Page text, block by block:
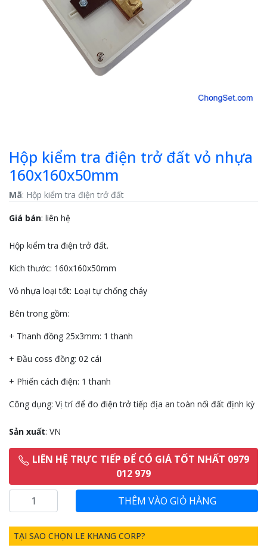
Hộp kiểm tra điện trở đất vỏ nhựa
160x160x50mm
Mã: Hộp kiểm tra điện trở đất
Giá bán: liên hệ
Hộp kiểm tra điện trở đất.
Kích thước: 160x160x50mm
Vỏ nhựa loại tốt: Loại tự chống cháy
Bên trong gồm:
+ Thanh đồng 25x3mm: 1 thanh
+ Đầu coss đồng: 02 cái
+ Phiến cách điện: 1 thanh
Công dụng: Vị trí để đo điện trở tiếp địa an toàn nối đất định kỳ
Sản xuất: VN
LIÊN HỆ TRỰC TIẾP ĐỂ CÓ GIÁ TỐT NHẤT 0979
012 979
TẠI SAO CHỌN LE KHANG CORP?